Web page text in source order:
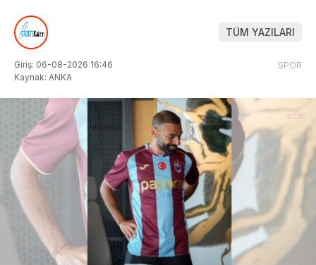
TÜM YAZILARI
Giriş: 06-08-2026 16:46
Kaynak: ANKA
SPOR